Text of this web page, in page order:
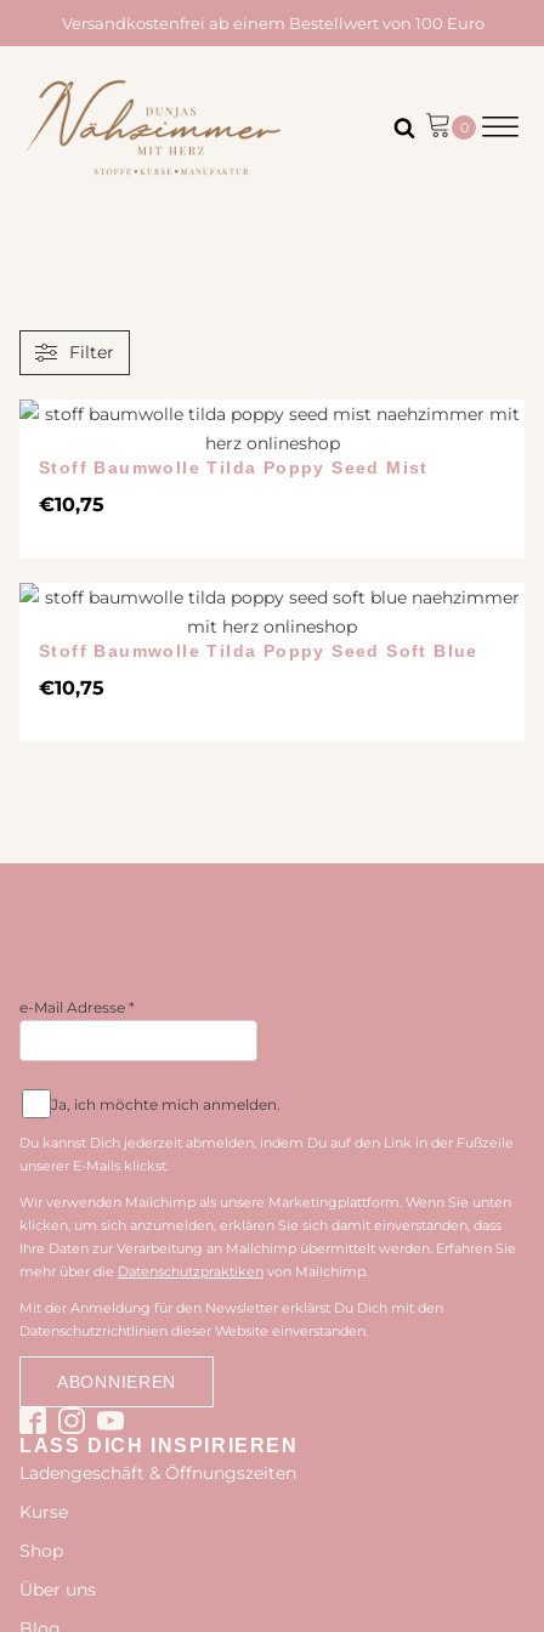
Versandkostenfrei ab einem Bestellwert von 100 Euro
Filter
Stoff Baumwolle Tilda Poppy Seed Mist
€10,75
Stoff Baumwolle Tilda Poppy Seed Soft Blue
€10,75
e-Mail Adresse *
Ja, ich möchte mich anmelden.
Du kannst Dich jederzeit abmelden, indem Du auf den Link in der Fußzeile
unserer E-Mails klickst.
Wir verwenden Mailchimp als unsere Marketingplattform. Wenn Sie unten
klicken, um sich anzumelden, erklären Sie sich damit einverstanden, dass
Ihre Daten zur Verarbeitung an Mailchimp übermittelt werden. Erfahren Sie
mehr über die Datenschutzpraktiken von Mailchimp.
Mit der Anmeldung für den Newsletter erklärst Du Dich mit den
Datenschutzrichtlinien dieser Website einverstanden.
LASS DICH INSPIRIEREN
Ladengeschäft & Öffnungszeiten
Kurse
Shop
Über uns